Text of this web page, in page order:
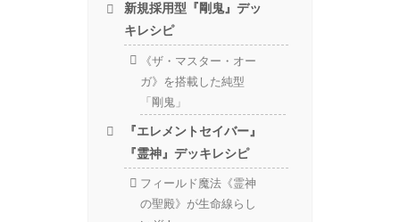
新規採用型『剛鬼』デッ
キレシピ
《ザ・マスター・オー
ガ》を搭載した純型
「剛鬼」
『エレメントセイバー』
『霊神』デッキレシピ
フィールド魔法《霊神
の聖殿》が生命線らし